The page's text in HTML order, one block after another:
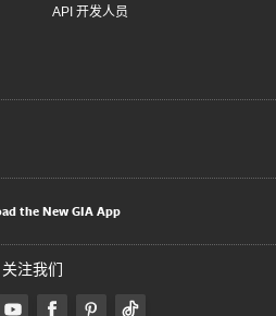
API 开发人员
the New GIA App
关注我们